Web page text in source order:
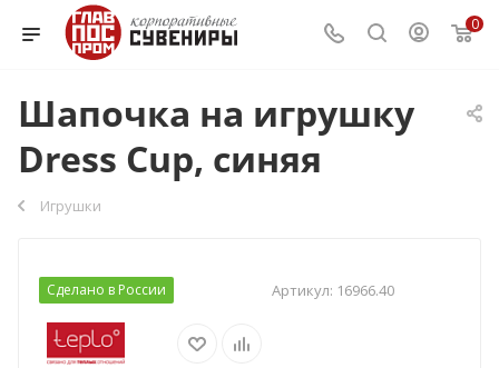
0
Шапочка на игрушку
Dress Cup, синяя
Игрушки
Сделано в России Артикул: 16966.40